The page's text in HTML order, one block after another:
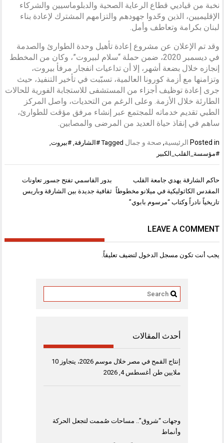
نخبة من قياديي قطاع الرعاية الصحية والدبلوماسيين والشركاء
الإقليميين، الذين وحّدوا جهودهم والتزامهم المشترك لإعادة بناء
لبنان بكرامة وتعاطف وأمل.
وقد تم الإعلان عن مشروع إعادة تأهيل وحدة الطوارئ والصدمة
في ديسمبر 2020، ضمن حملة “سلام لبيروت”، وكان من المخطط
إنجازه خلال بضعة أشهر، إلا أن تداعيات انفجار مرفأ بيروت،
وتزامنها مع أزمة كورونا العالمية، تسبّبت في تأخير التنفيذ، حيث
جرى إعادة توظيف أجزاء من المستشفى للاستجابة الفورية للحالات
الطارئة خلال الأزمة. وعلى الرغم من التحديات، واصل المركز
الطبي تقديم خدماته للمجتمع عبر إنشاء مرفق مؤقت للطوارئ،
ساهم في إنقاذ حياة العديد من المرضى والمصابين.
Posted in الرئيسية, صحة و جمال Tagged #الشارقة,#بيروت,
#مؤسسة_القلب_الكبير
تصفّح
المقالات
بدور القاسمي تفتح جسور تعاونات
ثقافية جديدة بين الشارقة وباريس
حاكم الشارقة يهدي جامعة القلب
المقدس الكاثوليكية في ميلانو مخطوطاً
تاريخياً نادراً وكتاب “مرسوم بابوي”
LEAVE A COMMENT
يجب أنت تكون مسجل الدخول لتضيف تعليقاً.
أحدث المقالات
إنتاج القمح في مصر خلال موسم 2026، يتجاوز 10
ملايين طن أغسطس 4, 2026
وجهات “شروق”.. مساحات صُممت لتجعل الحركة
وأنماط